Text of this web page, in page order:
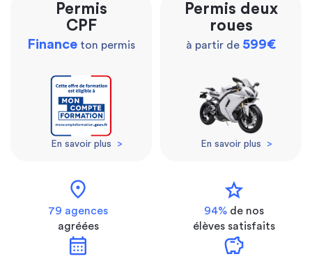
Permis
CPF
Finance ton permis
En savoir plus >
Permis deux
roues
à partir de 599€
En savoir plus >
location_on
79 agences
agréées
star
94% de nos
élèves satisfaits
calendar_month savings